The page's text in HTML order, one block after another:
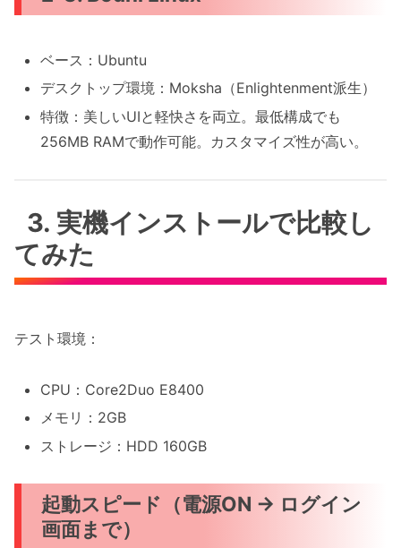
ベース：Ubuntu
デスクトップ環境：Moksha（Enlightenment派生）
特徴：美しいUIと軽快さを両立。最低構成でも
256MB RAMで動作可能。カスタマイズ性が高い。
3. 実機インストールで比較し
てみた
テスト環境：
CPU：Core2Duo E8400
メモリ：2GB
ストレージ：HDD 160GB
起動スピード（電源ON → ログイン
画面まで）